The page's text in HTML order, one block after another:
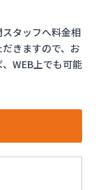
タッフへ料金相
きますので、お
WEB上でも可能